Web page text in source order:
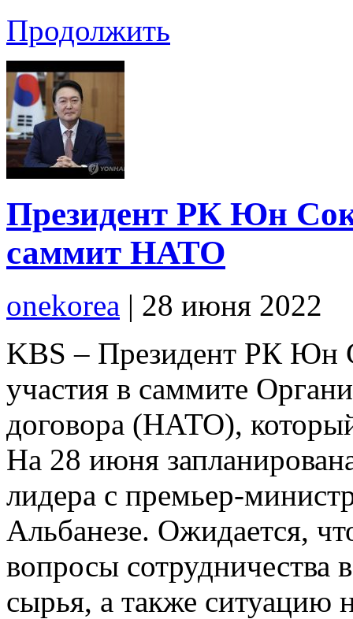
Продолжить
Президент РК Юн
саммит НАТО
onekorea | 28 июня 2022
KBS – Президент РК Юн
участия в саммите
договора (НАТО),
На 28 июня
лидера с премьер-
Альбанезе. Ожидается,
вопросы сотрудничества
сырья, а также